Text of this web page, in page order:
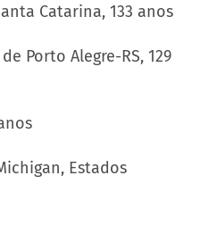
Catarina, 133 anos
Porto Alegre-RS, 129
Estados